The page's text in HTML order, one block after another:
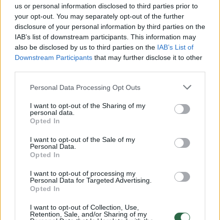
us or personal information disclosed to third parties prior to
your opt-out. You may separately opt-out of the further
disclosure of your personal information by third parties on the
IAB’s list of downstream participants. This information may
also be disclosed by us to third parties on the IAB’s List of
Downstream Participants that may further disclose it to other
Personal Data Processing Opt Outs
I want to opt-out of the Sharing of my
personal data.
Opted In
I want to opt-out of the Sale of my
Personal Data.
Opted In
I want to opt-out of processing my
Personal Data for Targeted Advertising.
Opted In
I want to opt-out of Collection, Use,
Retention, Sale, and/or Sharing of my
LB Finansinio stabilumo departamento
direktorius akcentuoja, kad būsto kainos
Lietuvoje šiuo metu vis dar pervertintos.
Pasak jo, kainų pervertinimas šalyje siekia
apie 4 proc.
„Būstos kainos vis dar pervertintos,
skaičiuojame, kad pervertinimas vis dar yra.
10 proc., bet vidutinis mūsų vertinimas siekia
4 proc., t.y. būsto kainos mūsų vertinimu yra
pervertintos apie 4 proc. Lietuvoje. Tai nėra
baisiai daug, 2006–2007 m. buvo 50 proc.
kainos pervertintos ir panašiu tempu paskui